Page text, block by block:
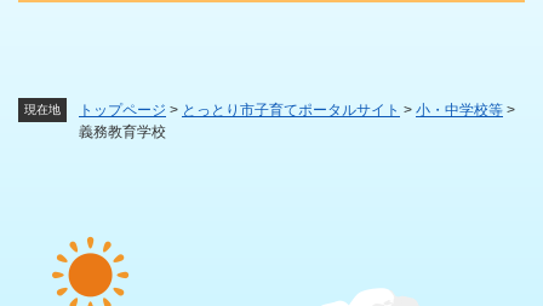
現在地 トップページ > とっとり市子育てポータルサイト > 小・中学校等 >
義務教育学校